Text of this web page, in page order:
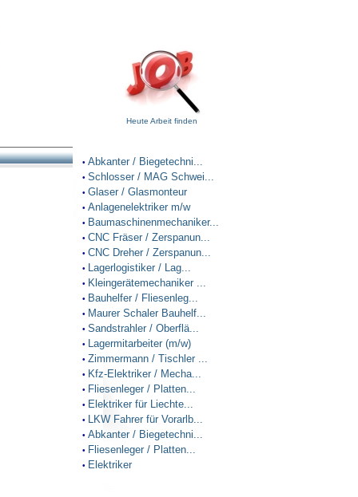
Heute Arbeit finden
• Abkanter / Biegetechni...
• Schlosser / MAG Schwei...
• Glaser / Glasmonteur
• Anlagenelektriker m/w
• Baumaschinenmechaniker...
• CNC Fräser / Zerspanun...
• CNC Dreher / Zerspanun...
• Lagerlogistiker / Lag...
• Kleingerätemechaniker ...
• Bauhelfer / Fliesenleg...
• Maurer Schaler Bauhelf...
• Sandstrahler / Oberflä...
• Lagermitarbeiter (m/w)
• Zimmermann / Tischler ...
• Kfz-Elektriker / Mecha...
• Fliesenleger / Platten...
• Elektriker für Liechte...
• LKW Fahrer für Vorarlb...
• Abkanter / Biegetechni...
• Fliesenleger / Platten...
• Elektriker